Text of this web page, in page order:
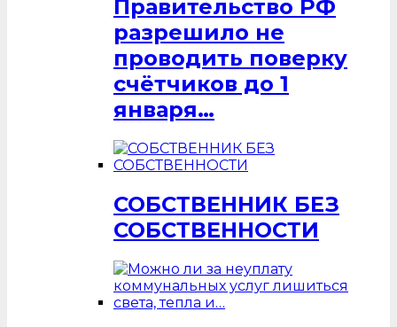
Правительство РФ
разрешило не
проводить поверку
счётчиков до 1
января…
СОБСТВЕННИК БЕЗ
СОБСТВЕННОСТИ